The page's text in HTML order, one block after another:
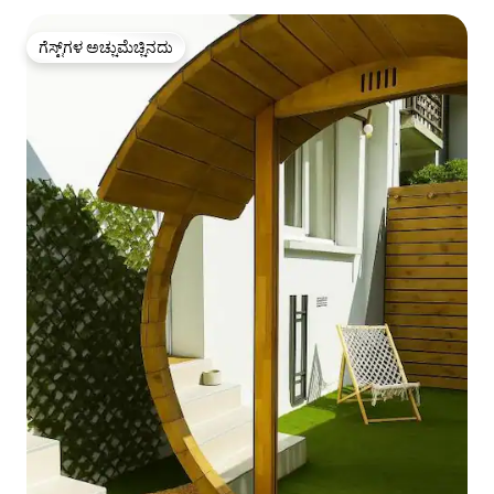
ಗೆಸ್ಟ್‌ಗಳ ಅಚ್ಚುಮೆಚ್ಚಿನದು
ಗೆಸ್ಟ್‌ಗಳ ಅಚ್ಚುಮೆಚ್ಚಿನದು